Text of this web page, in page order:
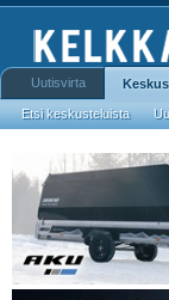
Uutisvirta
Etsi keskusteluista